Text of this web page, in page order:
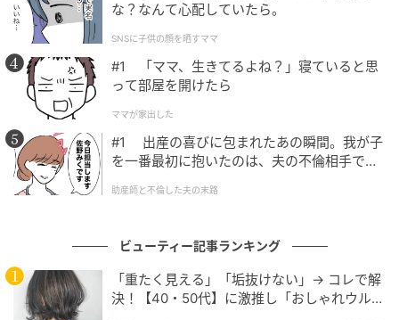
新店舗は施術ベッドを増設し、旧店舗より多くの予約
枠を確保しています。
な？なんて心配していたら。
SNSに子供の顔を晒すママ
#1 「ママ、生きてるよね？」寝ていると思
って部屋を開けたら
ママが家出した
#1 出産の喜びに包まれたあの瞬間。我が子
を一番最初に抱いたのは、夫の不倫相手でし
助産師と不倫した夫の末路
ビューティー記事ランキング
「重たく見える」「垢抜けない」→ コレで解
決！【40・50代】に激推し「おしゃれウル